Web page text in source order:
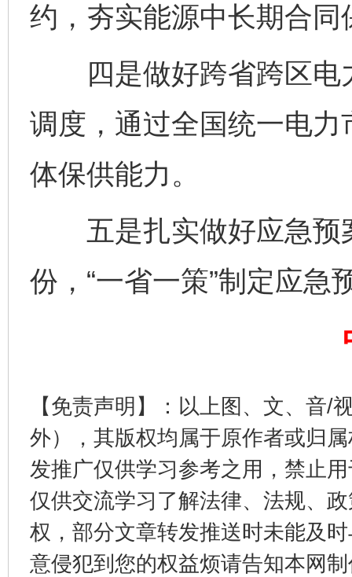
约，夯实能源中长期合同
四是做好跨省跨区电
调度，通过全国统一电
体保供能力。
五是扎实做好应急预
份，“一省一策”制定应急
【免责声明】：以上图、文、音/
外），其版权均属于原作者或归
发推广仅供学习参考之用，禁止
仅供交流学习了解法律、法规、
权，部分文章转发推送时未能及
意侵犯到您的权益烦请告知本网
完善运行机制助力责任有效落实
东山县通报“牛蛙产品抗生素超标问题” 法